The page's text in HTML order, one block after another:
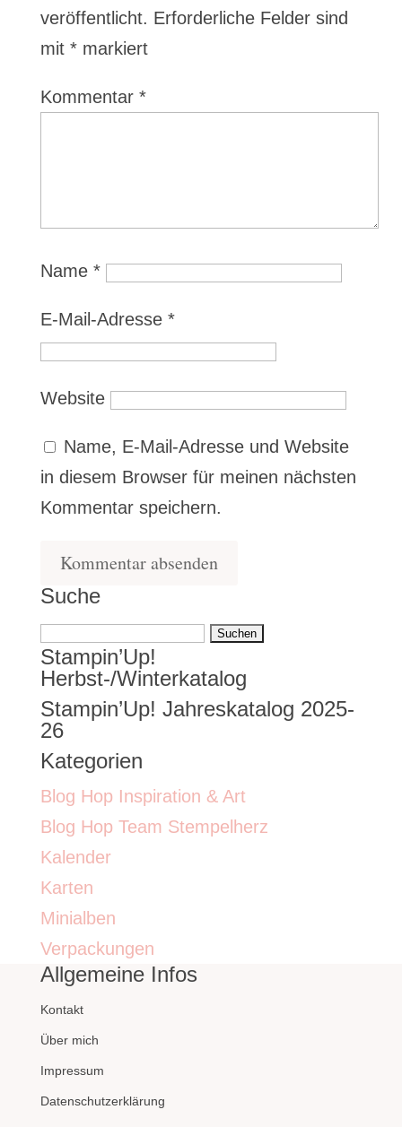
veröffentlicht. Erforderliche Felder sind
mit *markiert
Kommentar *
Name *
E-Mail-Adresse *
Website
Name, E-Mail-Adresse und Website
in diesem Browser für meinen nächsten
Kommentar speichern.
Suche
Suchen
nach:
Stampin’Up!
Herbst-/Winterkatalog
Stampin’Up! Jahreskatalog 2025-
26
Kategorien
Blog Hop Inspiration & Art
Blog Hop Team Stempelherz
Kalender
Karten
Minialben
Verpackungen
Allgemeine Infos
Kontakt
Über mich
Impressum
Datenschutzerklärung